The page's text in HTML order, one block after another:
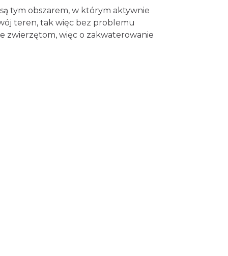
tym obszarem, w którym aktywnie
teren, tak więc bez problemu
zwierzętom, więc o zakwaterowanie